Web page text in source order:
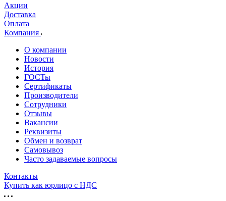
Акции
Доставка
Оплата
Компания
О компании
Новости
История
ГОСТы
Сертификаты
Производители
Сотрудники
Отзывы
Вакансии
Реквизиты
Обмен и возврат
Самовывоз
Часто задаваемые вопросы
Контакты
Купить как юрлицо с НДС